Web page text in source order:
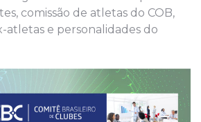
comissão de atletas do COB,
atletas e personalidades do